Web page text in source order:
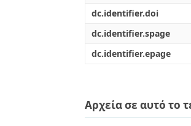
dc.identifier.doi
dc.identifier.spage
dc.identifier.epage
Αρχεία σε αυτό το